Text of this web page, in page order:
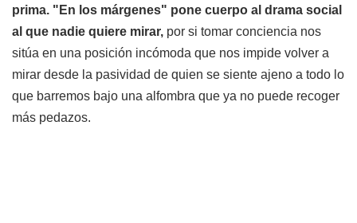
prima. "En los márgenes" pone cuerpo al drama social
al que nadie quiere mirar, por si tomar conciencia nos
sitúa en una posición incómoda que nos impide volver a
mirar desde la pasividad de quien se siente ajeno a todo lo
que barremos bajo una alfombra que ya no puede recoger
más pedazos.